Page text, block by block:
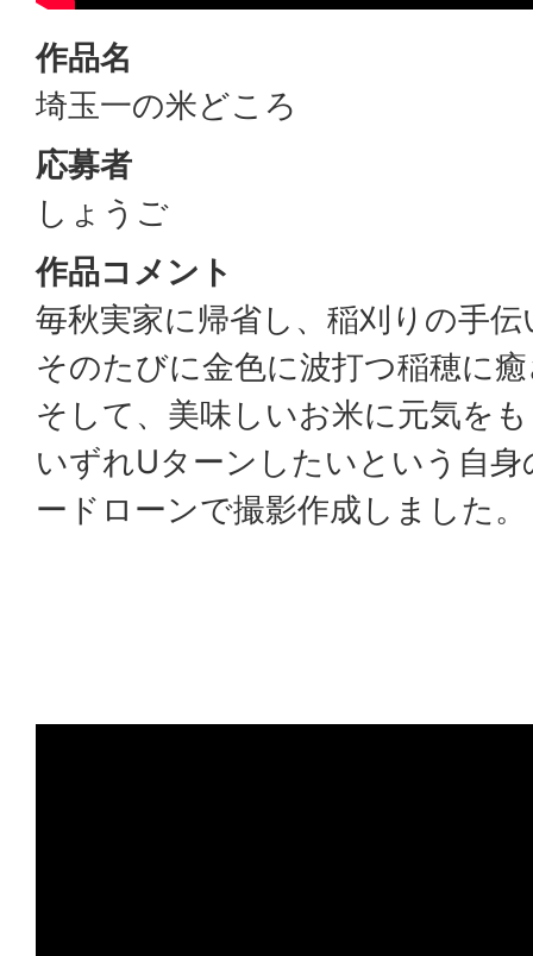
作品名
埼玉一の米どころ
応募者
しょうご
作品コメント
毎秋実家に帰省し、稲刈りの手
そのたびに金色に波打つ稲穂に
そして、美味しいお米に元気を
いずれUターンしたいという自
ードローンで撮影作成しました。